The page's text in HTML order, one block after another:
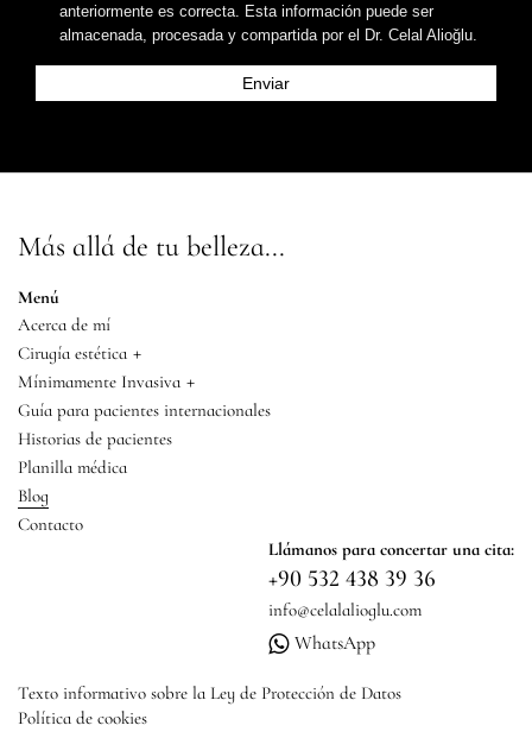
anteriormente es correcta. Esta información puede ser
almacenada, procesada y compartida por el Dr. Celal Alioğlu.
Más allá de tu belleza...
Menú
Acerca de mí
Cirugía estética +
Mínimamente Invasiva +
Guía para pacientes internacionales
Historias de pacientes
Planilla médica
Blog
Contacto
Llámanos para concertar una cita:
+90 532 438 39 36
info@celalalioglu.com
WhatsApp
Texto informativo sobre la Ley de Protección de Datos
Política de cookies